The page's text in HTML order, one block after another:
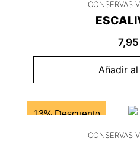
CONSERVAS
7,95
Añadir
13% Descuento
CONSERVAS